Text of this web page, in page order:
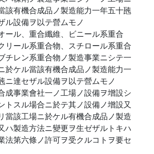
該有機合成品ノ製造能力一年五十瓲
ル設備ヲ以テ營ムモノ
ール、重合纖維、ビニール系重合
リール系重合物、スチロール系重合
チレン系重合物ノ製造事業ニシテ一
於ケル當該有機合成品ノ製造能力一
ニ達セザル設備ヲ以テ營ムモノ
成事業會社一ノ工場ノ設備ヲ增設シ
トスル場合ニ於テ其ノ設備ノ增設又
當該工場ニ於ケル有機合成品ノ製造
ハ製造方法ニ變更ヲ生ゼザルトキハ
法第六條ノ許可ヲ受クルコトヲ要セ